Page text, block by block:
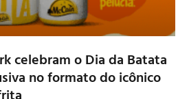
celebram o Dia da Batata
no formato do icônico